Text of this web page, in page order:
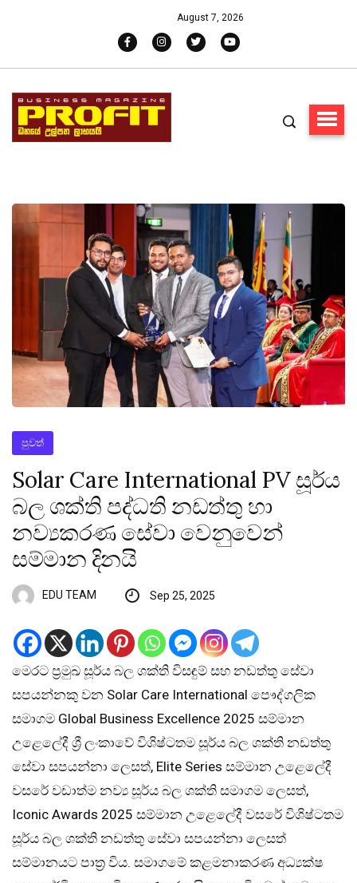
August 7, 2026
පුවත්
Solar Care International PV සූර්ය
බල ශක්ති පද්ධති නඩත්තු හා
නව්‍යකරණ සේවා වෙනුවෙන්
සම්මාන දිනයි
EDU TEAM Sep 25, 2025
මෙරට ප්‍රමුඛ සූර්ය බල ශක්ති විසඳුම් සහ නඩත්තු සේවා
සපයන්නකු වන Solar Care International පෞද්ගලික
සමාගම Global Business Excellence 2025 සම්මාන
උළෙලේදී ශ්‍රී ලංකාවේ විශිෂ්ටතම සූර්ය බල ශක්ති නඩත්තු
සේවා සපයන්නා ලෙසත්, Elite Series සම්මාන උළෙලේදී
වසරේ වඩාත්ම නව්‍ය සූර්ය බල ශක්ති සමාගම ලෙසත්,
Iconic Awards 2025 සම්මාන උළෙලේදී වසරේ විශිෂ්ටතම
සූර්ය බල ශක්ති නඩත්තු සේවා සපයන්නා ලෙසත්
සම්මානයට පාත්‍ර විය. සමාගමේ කළමනාකරණ අධ්‍යක්ෂ